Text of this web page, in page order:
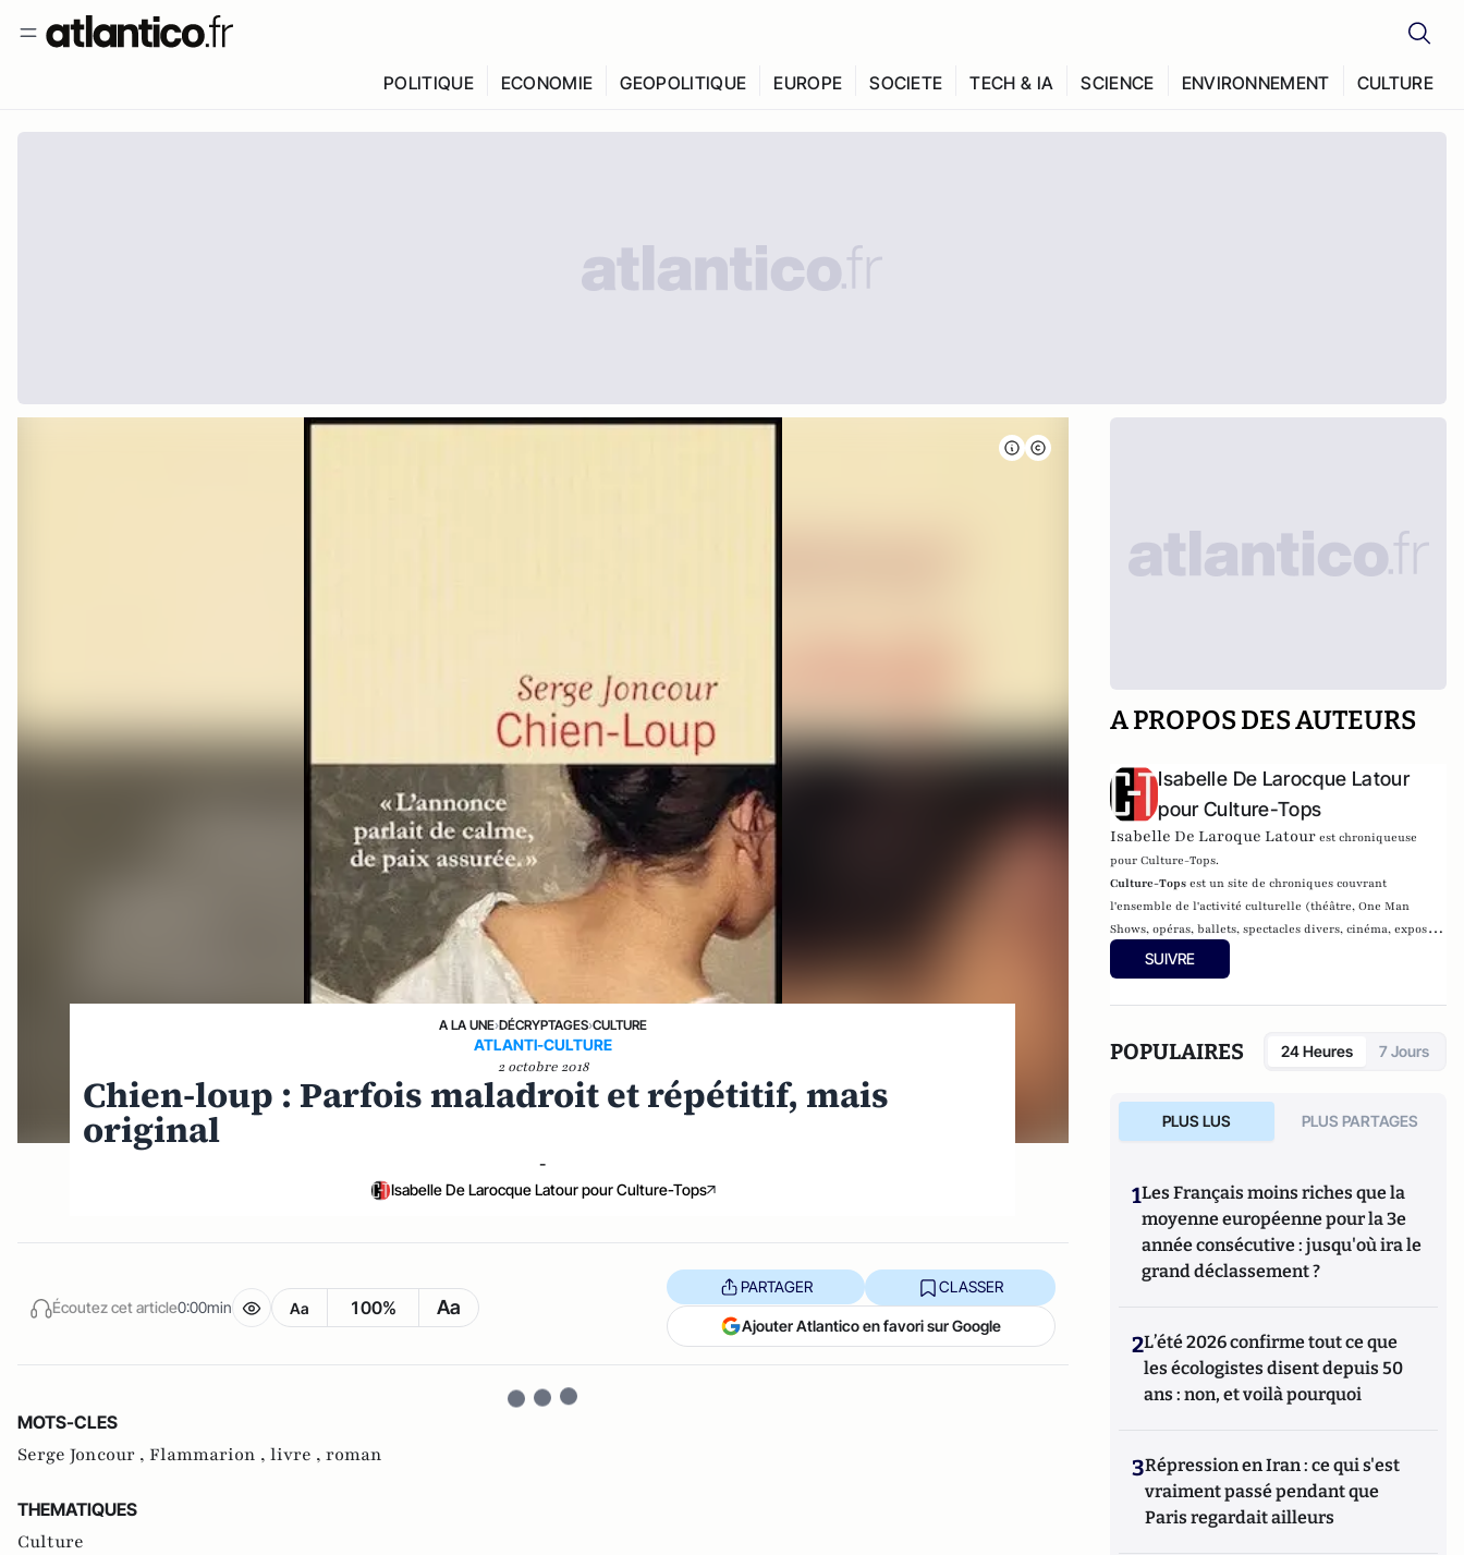
POLITIQUE ECONOMIE GEOPOLITIQUE EUROPE SOCIETE TECH & IA SCIENCE ENVIRONNEMENT CULTURE
A LA UNE›DÉCRYPTAGES›CULTURE
ATLANTI-CULTURE
2 octobre 2018
Chien-loup : Parfois maladroit et répétitif, mais
original
-
Isabelle De Larocque Latour pour Culture-Tops
Écoutez cet article0:00min Aa 100% Aa
PARTAGER CLASSER
Ajouter Atlantico en favori sur Google
MOTS-CLES
Serge Joncour , Flammarion , livre , roman
THEMATIQUES
Culture
A PROPOS DES AUTEURS
Isabelle De Larocque Latour
pour Culture-Tops
Isabelle De Laroque Latourest chroniqueuse
pour Culture-Tops.
Culture-Tops est un site de chroniques couvrant
l'ensemble de l'activité culturelle (théâtre, One Man
Shows, opéras, ballets, spectacles divers, cinéma, expos,
livres, etc.). Culture-Tops a été créé en novembre 2013 par
Jacques Paugam , journaliste et écrivain, et son fils,
SUIVRE
POPULAIRES 24 Heures 7 Jours
PLUS LUS PLUS PARTAGES
1Les Français moins riches que la
moyenne européenne pour la 3e
année consécutive : jusqu'où ira le
grand déclassement ?
2L’été 2026 confirme tout ce que
les écologistes disent depuis 50
ans : non, et voilà pourquoi
3Répression en Iran : ce qui s'est
vraiment passé pendant que
Paris regardait ailleurs